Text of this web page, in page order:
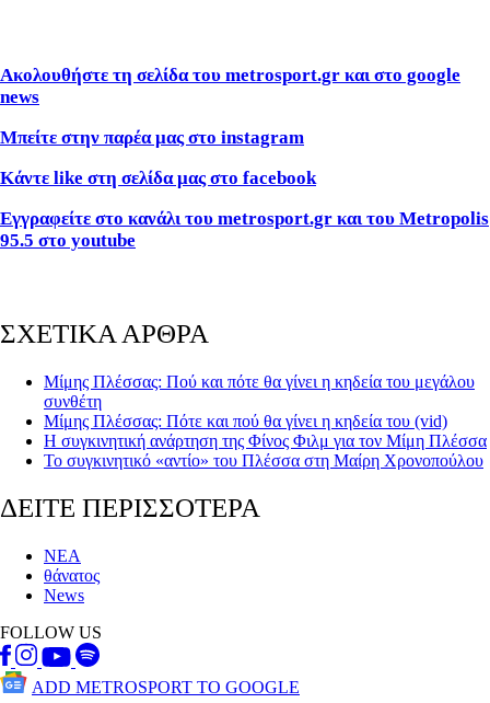
Ακολουθήστε τη σελίδα του metrosport.gr και στο google
news
Μπείτε στην παρέα μας στο instagram
Κάντε like στη σελίδα μας στο facebook
Εγγραφείτε στο κανάλι του metrosport.gr και του Metropolis
95.5 στο youtube
ΣΧΕΤΙΚΑ ΑΡΘΡΑ
Μίμης Πλέσσας: Πού και πότε θα γίνει η κηδεία του μεγάλου
συνθέτη
Μίμης Πλέσσας: Πότε και πού θα γίνει η κηδεία του (vid)
Η συγκινητική ανάρτηση της Φίνος Φιλμ για τον Μίμη Πλέσσα
Το συγκινητικό «αντίο» του Πλέσσα στη Μαίρη Χρονοπούλου
ΔΕΙΤΕ ΠΕΡΙΣΣΟΤΕΡΑ
ΝΕΑ
θάνατος
News
FOLLOW US
ADD METROSPORT TO GOOGLE